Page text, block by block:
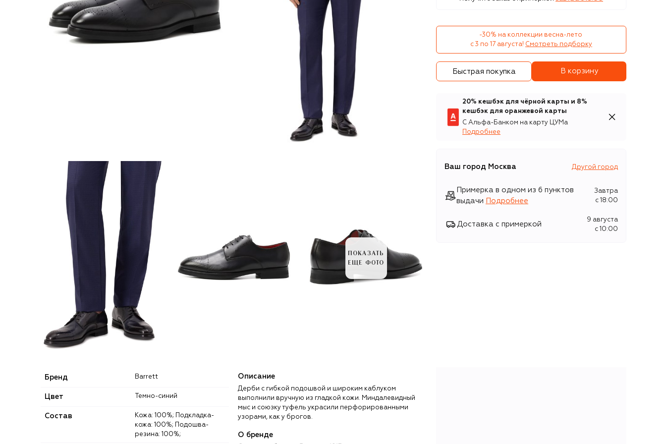
ПОКАЗАТЬ
ЕЩЕ ФОТО
-30% на коллекции весна-лето
с 3 по 17 августа! Смотреть подборку
Быстрая покупка В корзину
20% кешбэк для чёрной карты и 8%
кешбэк для оранжевой карты
С Альфа-Банком на карту ЦУМа
Подробнее
Ваш город Москва Другой город
Примерка в одном из 6 пунктов
выдачи
Подробнее
Завтра
c 18:00
Доставка с примеркой
9 августа
c 10:00
Бренд Barrett
Цвет Темно-синий
Состав
Кожа: 100%; Подкладка-
кожа: 100%; Подошва-
резина: 100%;
Описание
Дерби с гибкой подошвой и широким каблуком
выполнили вручную из гладкой кожи. Миндалевидный
мыс и союзку туфель украсили перфорированными
узорами, как у брогов.
О бренде